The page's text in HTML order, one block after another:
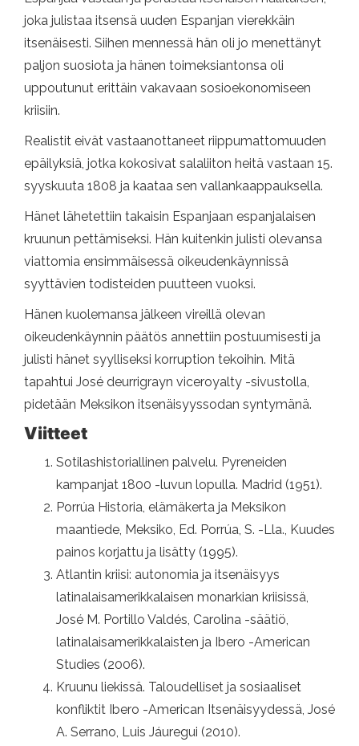
joka julistaa itsensä uuden Espanjan vierekkäin
itsenäisesti. Siihen mennessä hän oli jo menettänyt
paljon suosiota ja hänen toimeksiantonsa oli
uppoutunut erittäin vakavaan sosioekonomiseen
kriisiin.
Realistit eivät vastaanottaneet riippumattomuuden
epäilyksiä, jotka kokosivat salaliiton heitä vastaan ​​15.
syyskuuta 1808 ja kaataa sen vallankaappauksella.
Hänet lähetettiin takaisin Espanjaan espanjalaisen
kruunun pettämiseksi. Hän kuitenkin julisti olevansa
viattomia ensimmäisessä oikeudenkäynnissä
syyttävien todisteiden puutteen vuoksi.
Hänen kuolemansa jälkeen vireillä olevan
oikeudenkäynnin päätös annettiin postuumisesti ja
julisti hänet syylliseksi korruption tekoihin. Mitä
tapahtui José deurrigrayn viceroyalty -sivustolla,
pidetään Meksikon itsenäisyyssodan syntymänä.
Viitteet
Sotilashistoriallinen palvelu. Pyreneiden
kampanjat 1800 -luvun lopulla. Madrid (1951).
Porrúa Historia, elämäkerta ja Meksikon
maantiede, Meksiko, Ed. Porrúa, S. -Lla., Kuudes
painos korjattu ja lisätty (1995).
Atlantin kriisi: autonomia ja itsenäisyys
latinalaisamerikkalaisen monarkian kriisissä,
José M. Portillo Valdés, Carolina -säätiö,
latinalaisamerikkalaisten ja Ibero -American
Studies (2006).
Kruunu liekissä. Taloudelliset ja sosiaaliset
konfliktit Ibero -American Itsenäisyydessä, José
A. Serrano, Luis Jáuregui (2010).